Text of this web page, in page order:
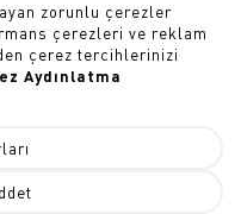
zorunlu çerezler
çerezleri ve reklam
çerez tercihlerinizi
Aydınlatma